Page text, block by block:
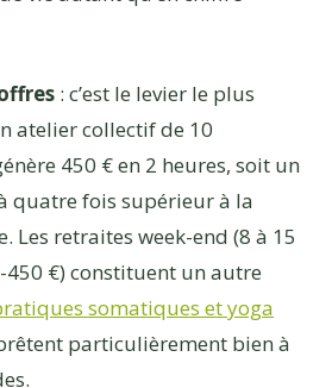
: c’est le levier le plus
atelier collectif de 10
450 € en 2 heures, soit un
quatre fois supérieur à la
Les retraites week-end (8 à 15
€) constituent un autre
somatiques et yoga
particulièrement bien à